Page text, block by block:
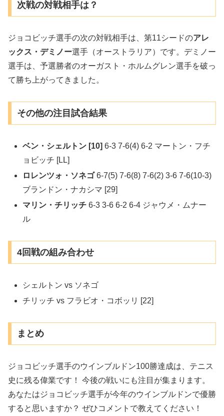
次戦の対戦相手は？
ジョコビッチ選手の次の対戦相手は、第11シードのアレ
ックス・デミノー選手（オーストラリア）です。デミノー
選手は、予選勝者のオーガスト・ホルムグレン選手を破っ
て勝ち上がってきました。
その他の注目試合結果
ベン・シェルトン [10] 6-3 7-6(4) 6-2 マートン・フチ
ョビッチ [LL]
ロレンツォ・ソネゴ6-7(5) 7-6(8) 7-6(2) 3-6 7-6(10-3)
ブランドン・ナカシマ [29]
マリン・チリッチ 6-3 3-6 6-2 6-4 ジャウメ・ムナー
ル
4回戦の組み合わせ
シェルトン vs ソネゴ
チリッチ vs フラビオ・コボッリ [22]
まとめ
ジョコビッチ選手のウインブルドン100勝達成は、テニス
史に残る偉業です！ 今後の戦いにも注目が集まります。
あなたはジョコビッチ選手が今年のウインブルドンで優勝
すると思いますか？ ぜひコメントで教えてください！